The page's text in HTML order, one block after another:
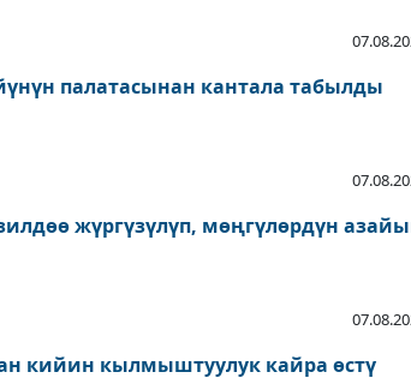
палатасынан кантала табылды
жүргүзүлүп, мөңгүлөрдүн
кийин кылмыштуулук кайра өстү